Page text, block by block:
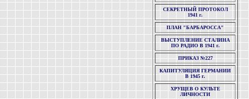
СЕКРЕТНЫЙ ПРОТОКОЛ
1941 г.
ПЛАН "БАРБАРОССА"
ВЫСТУПЛЕНИЕ СТАЛИНА
ПО РАДИО В 1941 г.
ПРИКАЗ №227
КАПИТУЛЯЦИЯ ГЕРМАНИИ
В 1945 г.
ХРУЩЕВ О КУЛЬТЕ
ЛИЧНОСТИ